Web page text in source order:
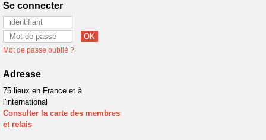
Se connecter
Mot de passe oublié ?
Adresse
75 lieux en France et à
l'international
Consulter la carte des membres
et relais